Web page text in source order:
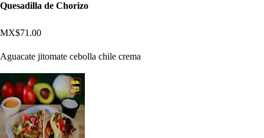
Quesadilla de Chorizo
MX$71.00
Aguacate jitomate cebolla chile crema